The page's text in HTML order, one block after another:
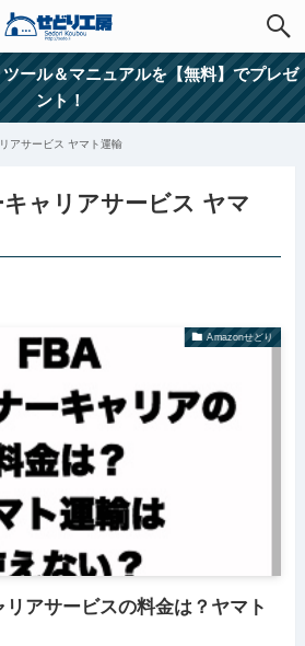
ール＆マニュアルを【無料】でプレゼ
ント！
アサービス ヤマト運輸
ャリアサービス ヤマ
Amazonせどり
アサービスの料金は？ヤマト